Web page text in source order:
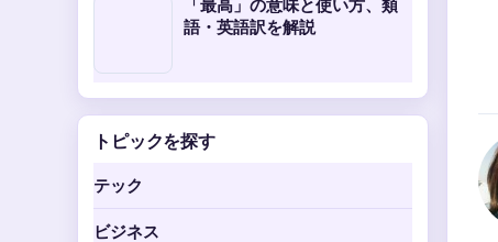
「最高」の意味と使い方、類
語・英語訳を解説
トピックを探す
テック
ビジネス